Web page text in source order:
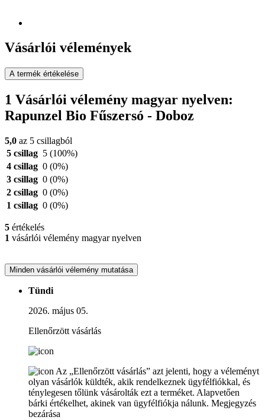
Vásárlói vélemények
A termék értékelése
1 Vásárlói vélemény magyar nyelven:
Rapunzel Bio Fűszersó - Doboz
5,0 az 5 csillagból
5 csillag 5 (100%)
4 csillag 0 (0%)
3 csillag 0 (0%)
2 csillag 0 (0%)
1 csillag 0 (0%)
5 értékelés
1 vásárlói vélemény magyar nyelven
Minden vásárlói vélemény mutatása
Tündi
2026. május 05.
Ellenőrzött vásárlás
Az „Ellenőrzött vásárlás” azt jelenti, hogy a véleményt
olyan vásárlók küldték, akik rendelkeznek ügyfélfiókkal, és
ténylegesen tőlünk vásárolták ezt a terméket. Alapvetően
bárki értékelhet, akinek van ügyfélfiókja nálunk. Megjegyzés
bezárása